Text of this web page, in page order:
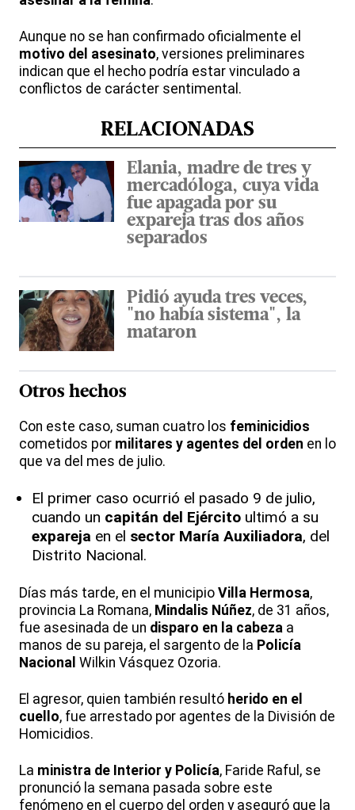
Aunque no se han confirmado oficialmente el
motivo del asesinato, versiones preliminares
indican que el hecho podría estar vinculado a
conflictos de carácter sentimental.
RELACIONADAS
Elania, madre de tres y
mercadóloga, cuya vida
fue apagada por su
expareja tras dos años
separados
Pidió ayuda tres veces,
"no había sistema", la
mataron
Otros hechos
Con este caso, suman cuatro los feminicidios
cometidos por militares y agentes del orden en lo
que va del mes de julio.
El primer caso ocurrió el pasado 9 de julio,
cuando un capitán del Ejército ultimó a su
expareja en el sector María Auxiliadora, del
Distrito Nacional.
Días más tarde, en el municipio Villa Hermosa,
provincia La Romana, Mindalis Núñez, de 31 años,
fue asesinada de un disparo en la cabeza a
manos de su pareja, el sargento de la Policía
Nacional Wilkin Vásquez Ozoria.
El agresor, quien también resultó herido en el
cuello, fue arrestado por agentes de la División de
Homicidios.
La ministra de Interior y Policía, Faride Raful, se
pronunció la semana pasada sobre este
fenómeno en el cuerpo del orden y aseguró que la